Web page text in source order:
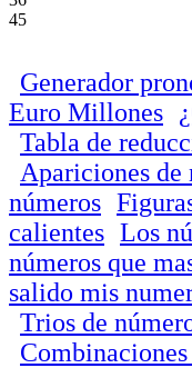
45
Generador
Euro Millones
Tabla de
Apariciones de
números
calientes Los
números que
salido mis
Trios de